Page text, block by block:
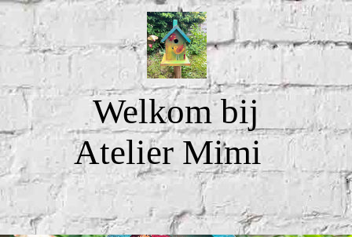
Welkom bij
Atelier Mimi